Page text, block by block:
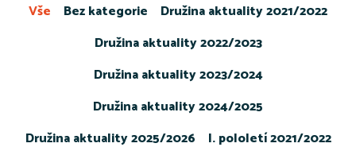
Bez kategorie
Družina aktuality 2021/2022
Družina aktuality 2022/2023
Družina aktuality 2023/2024
Družina aktuality 2024/2025
Družina aktuality 2025/2026
I. pololetí 2021/2022
Vše